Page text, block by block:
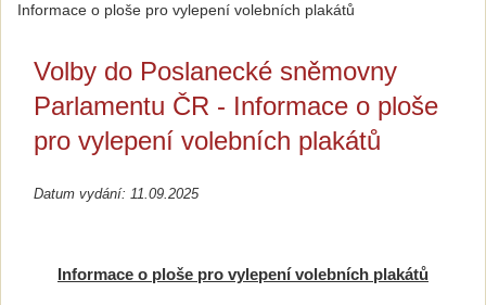
Informace o ploše pro vylepení volebních plakátů
Volby do Poslanecké sněmovny
Parlamentu ČR - Informace o ploše
pro vylepení volebních plakátů
Datum vydání: 11.09.2025
Informace o ploše pro vylepení volebních plakátů